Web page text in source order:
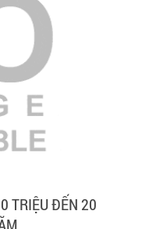
TRIỆU ĐẾN 20